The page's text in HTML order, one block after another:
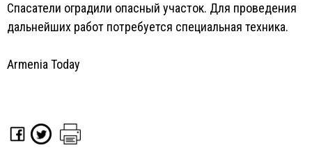
Спасатели оградили опасный участок. Для проведения
дальнейших работ потребуется специальная техника.
Armenia Today